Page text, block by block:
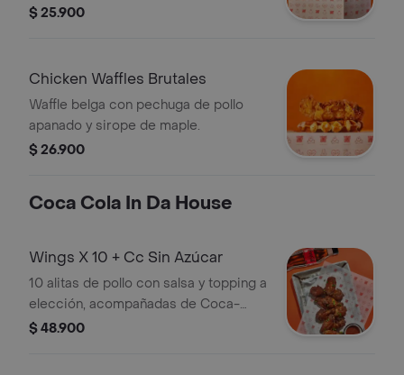
queso doble crema, salsa buffalo y
$ 25.900
Chicken Waffles Brutales
Waffle belga con pechuga de pollo
apanado y sirope de maple.
$ 26.900
Coca Cola In Da House
Wings X 10 + Cc Sin Azúcar
10 alitas de pollo con salsa y topping a
elección, acompañadas de Coca-
Cola sin azúcar.
$ 48.900